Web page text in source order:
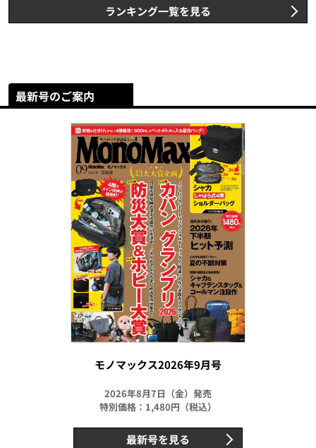
ランキング一覧を見る
最新号のご案内
モノマックス2026年9月号
2026年8月7日（金）発売
特別価格：1,480円（税込）
最新号を見る